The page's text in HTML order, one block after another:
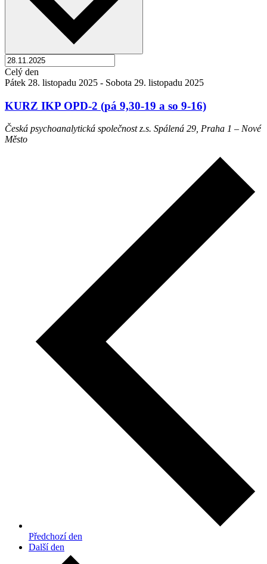
Celý den
Pátek 28. listopadu 2025 - Sobota 29. listopadu 2025
KURZ IKP OPD-2 (pá 9,30-19 a so 9-16)
Česká psychoanalytická společnost z.s. Spálená 29, Praha 1 – Nové
Město
Předchozí den
Další den